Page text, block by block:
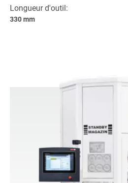
Longueur d'outil:
330 mm